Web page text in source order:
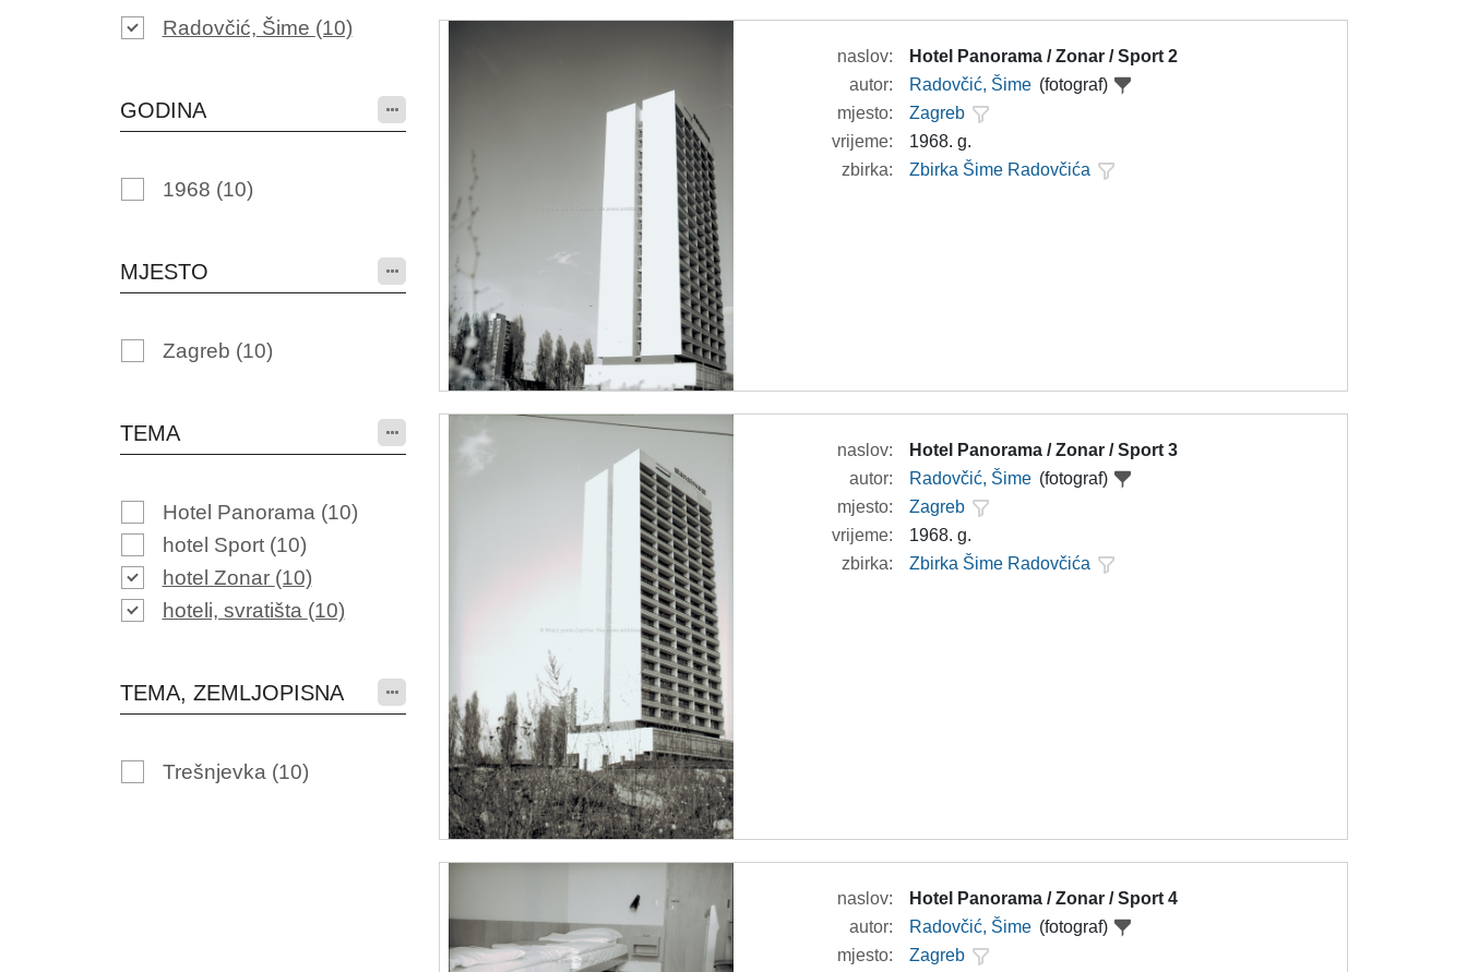
Radovčić, Šime (10)
GODINA
1968 (10)
MJESTO
Zagreb (10)
TEMA
Hotel Panorama (10)
hotel Sport (10)
hotel Zonar (10)
hoteli, svratišta (10)
TEMA, ZEMLJOPISNA
Trešnjevka (10)
naslov:
Hotel Panorama / Zonar / Sport 2
autor:
Radovčić, Šime (fotograf)
mjesto:
Zagreb
vrijeme:
1968. g.
zbirka:
Zbirka Šime Radovčića
naslov:
Hotel Panorama / Zonar / Sport 3
autor:
Radovčić, Šime (fotograf)
mjesto:
Zagreb
vrijeme:
1968. g.
zbirka:
Zbirka Šime Radovčića
naslov:
Hotel Panorama / Zonar / Sport 4
autor:
Radovčić, Šime (fotograf)
mjesto:
Zagreb